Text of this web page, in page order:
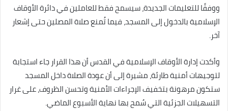
ووفقًا للتعليمات الجديدة، سيسمح فقط للعاملين في دائرة الأوقاف
الإسلامية بالدخول إلى المسجد، فيما تُمنع صلاة المصلين حتى إشعار
آخر.
وأكدت إدارة الأوقاف الإسلامية في القدس أن هذا القرار جاء استجابة
لتوجيهات أمنية طارئة، مشيرة إلى أن عودة الصلاة داخل المسجد
ستكون مرهونة بتخفيف الإجراءات الأمنية وتحسن الظروف، على غرار
التسهيلات الجزئية التي سُمح بها نهاية الأسبوع الماضي.